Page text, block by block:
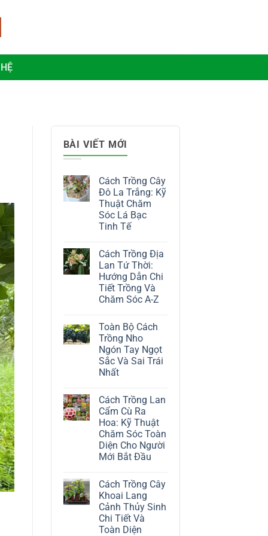
BÀI VIẾT MỚI
Cách Trồng Cây
Đô La Trắng: Kỹ
Thuật Chăm
Sóc Lá Bạc
Tinh Tế
bình
luận
ở
Cách
Trồng
Cây
Đô
Kỹ
Thuật
Chăm
Sóc
Lá
Bạc
Tinh
Cách Trồng Địa
Lan Tứ Thời:
Hướng Dẫn Chi
Tiết Trồng Và
Chăm Sóc A-Z
bình
luận
Cách
Trồng
Địa
Lan
Hướng
Dẫn
Chi
Tiết
Trồng
Và
Chăm
Sóc
A-
Toàn Bộ Cách
Trồng Nho
Ngón Tay Ngọt
Sắc Và Sai Trái
Nhất
bình
luận
ở
Toàn
Bộ
Cách
Trồng
Nho
Ngón
Sắc
Và
Sai
Trái
Nhất
Cách Trồng Lan
Cẩm Cù Ra
Hoa: Kỹ Thuật
Chăm Sóc Toàn
Diện Cho Người
Mới Bắt Đầu
bình
luận
ở
Cách
Trồng
Lan
Cẩm
Cách Trồng Cây
Khoai Lang
Cảnh Thủy Sinh
Chi Tiết Và
Toàn Diện